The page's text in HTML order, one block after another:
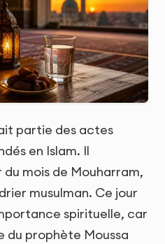
partie des actes
en Islam. Il
du mois de Mouharram,
musulman. Ce jour
spirituelle, car
du prophète Moussa